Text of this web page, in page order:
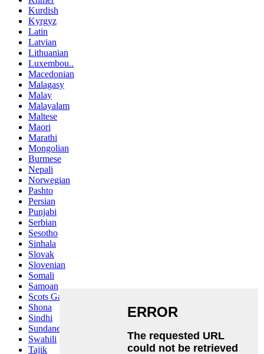
Kurdish
Kyrgyz
Latin
Latvian
Lithuanian
Luxembou..
Macedonian
Malagasy
Malay
Malayalam
Maltese
Maori
Marathi
Mongolian
Burmese
Nepali
Norwegian
Pashto
Persian
Punjabi
Serbian
Sesotho
Sinhala
Slovak
Slovenian
Somali
Samoan
Scots Gaelic
Shona
Sindhi
Sundanese
Swahili
Tajik